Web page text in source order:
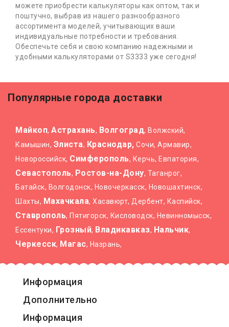
можете приобрести калькуляторы как оптом, так и
поштучно, выбрав из нашего разнообразного
ассортимента моделей, учитывающих ваши
индивидуальные потребности и требования.
Обеспечьте себя и свою компанию надежными и
удобными калькуляторами от S3333 уже сегодня!
Популярные города доставки
Майкоп, Астрахань, Волгоград, Волжский,
Камышин, Элиста, Краснодар, Сочи, Армавир,
Новороссийск, Симферополь, Керчь, Евпатория,
Севастополь, Ростов-на-Дону, Таганрог,
Батайск, Волгодонск, Новочеркасск, Новошахтинск,
Шахты, Махачкала, Хасавюрт, Дербент, Каспийск,
Ставрополь, Пятигорск, Кисловодск, Невинномысск,
Ессентуки, Грозный, Владикавказ, Нальчик,
Черкесск, Магас, Назрань,
Информация
Дополнительно
Информация